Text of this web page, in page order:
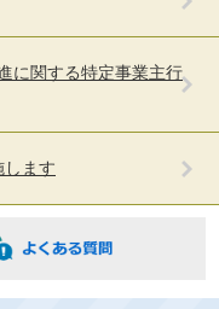
に関する特定事業主行
します